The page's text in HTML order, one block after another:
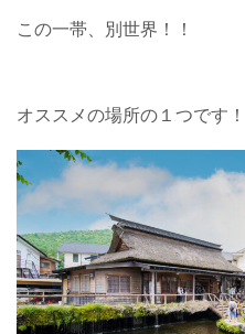
この一帯、別世界！！
オススメの場所の１つです！